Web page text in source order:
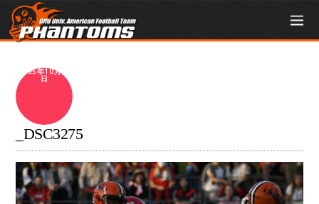
2025年10月11
日
_DSC3275